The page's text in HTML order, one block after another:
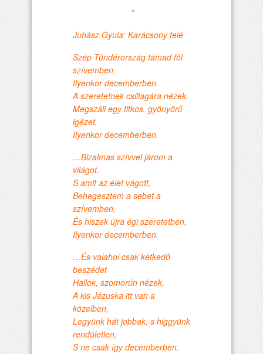
*
Juhász Gyula: Karácsony felé
Szép Tündérország támad föl
szívemben
Ilyenkor decemberben.
A szeretetnek csillagára nézek,
Megszáll egy titkos, gyönyörű
igézet,
Ilyenkor decemberben.
…Bizalmas szívvel járom a
világot,
S amit az élet vágott,
Behegesztem a sebet a
szívemben,
És hiszek újra égi szeretetben,
Ilyenkor decemberben.
…És valahol csak kétkedő
beszédet
Hallok, szomorún nézek,
A kis Jézuska itt van a
közelben,
Legyünk hát jobbak, s higgyünk
rendületlen,
S ne csak így decemberben.